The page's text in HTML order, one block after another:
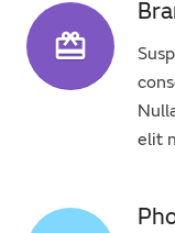
wallet_giftcard
elit